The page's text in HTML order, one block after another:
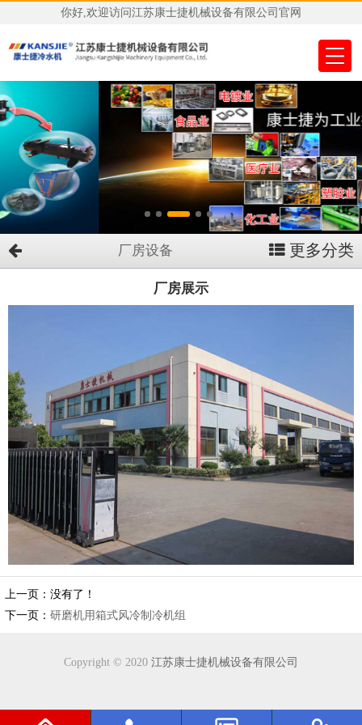
你好,欢迎访问江苏康士捷机械设备有限公司官网
厂房设备 更多分类
厂房展示
上一页：没有了！
下一页：研磨机用箱式风冷制冷机组
Copyright © 2020 江苏康士捷机械设备有限公司